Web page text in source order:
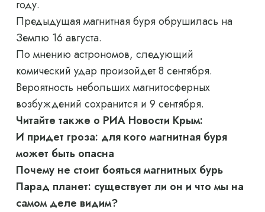
году.
Предыдущая магнитная буря обрушилась на
Землю 16 августа.
По мнению астрономов, следующий
комический удар произойдет 8 сентября.
Вероятность небольших магнитосферных
возбуждений сохранится и 9 сентября.
Читайте также о РИА Новости Крым:
И придет гроза: для кого магнитная буря
может быть опасна
Почему не стоит бояться магнитных бурь
Парад планет: существует ли он и что мы на
самом деле видим?